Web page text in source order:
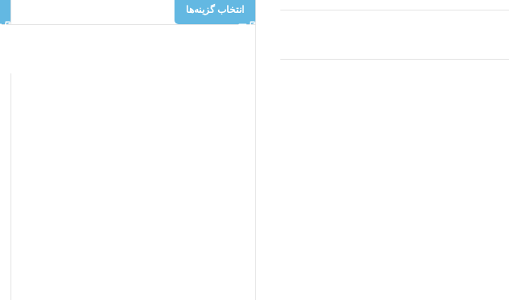
انتخاب گزینه‌ها